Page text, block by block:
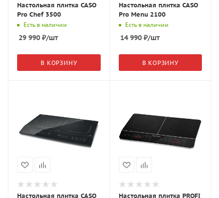
Настольная плитка CASO
Pro Chef 3500
Есть в наличии
29 990 ₽/шт
В КОРЗИНУ
Настольная плитка CASO
Pro Menu 2100
Есть в наличии
14 990₽/шт
В КОРЗИНУ
Настольная плитка CASO
Настольная плитка PROFI